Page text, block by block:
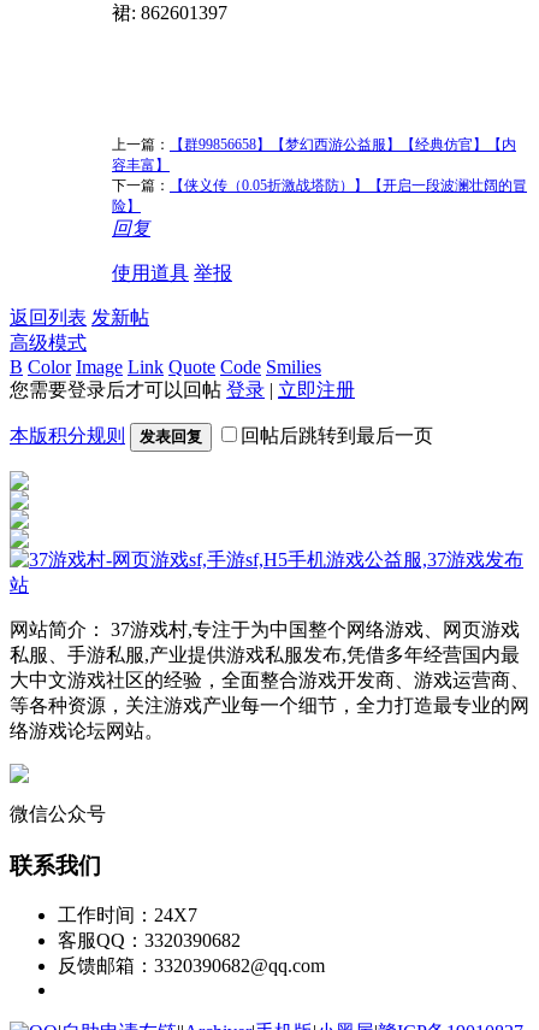
裙: 862601397
上一篇：
【群99856658】【梦幻西游公益服】【经典仿官】【内
容丰富】
下一篇：
【侠义传（0.05折激战塔防）】【开启一段波澜壮阔的冒
险】
回复
使用道具 举报
返回列表 发新帖
高级模式
B Color Image Link Quote Code Smilies
您需要登录后才可以回帖 登录 | 立即注册
本版积分规则 发表回复 回帖后跳转到最后一页
网站简介： 37游戏村,专注于为中国整个网络游戏、网页游戏
私服、手游私服,产业提供游戏私服发布,凭借多年经营国内最
大中文游戏社区的经验，全面整合游戏开发商、游戏运营商、
等各种资源，关注游戏产业每一个细节，全力打造最专业的网
络游戏论坛网站。
微信公众号
联系我们
工作时间：24X7
客服QQ：3320390682
反馈邮箱：3320390682@qq.com